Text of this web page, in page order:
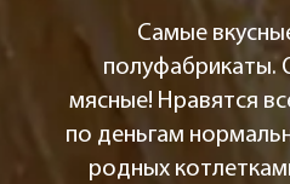
Самые
полуфабрикаты.
мясные! Нравятся
по деньгам
родных